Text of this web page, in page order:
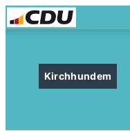
Kirchhundem